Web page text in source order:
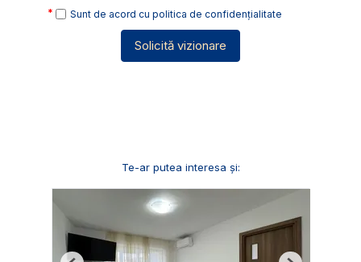
Sunt de acord cu politica de confidențialitate
Solicită vizionare
Te-ar putea interesa și: